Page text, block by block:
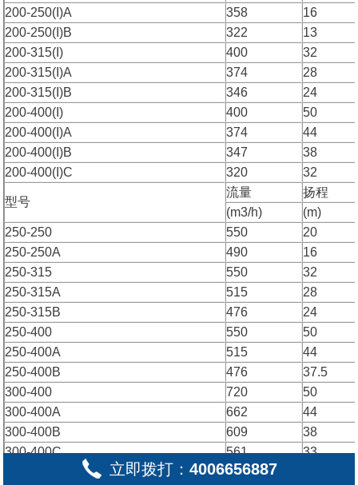
200-250(I)A
358
16
200-250(I)B
322
13
200-315(I)
400
32
200-315(I)A
374
28
200-315(I)B
346
24
200-400(I)
400
50
200-400(I)A
374
44
200-400(I)B
347
38
200-400(I)C
320 32
型号
流量
扬程
(m3/h)
(m)
250-250
550
20
250-250A
490
16
250-315
550
32
250-315A
515
28
250-315B
476
24
250-400
550
50
250-400A
515
44
250-400B
476
37.5
300-400
720
50
300-400A
662
44
300-400B
609
38
300-400C
561
33
720
立即拨打： 4006656887